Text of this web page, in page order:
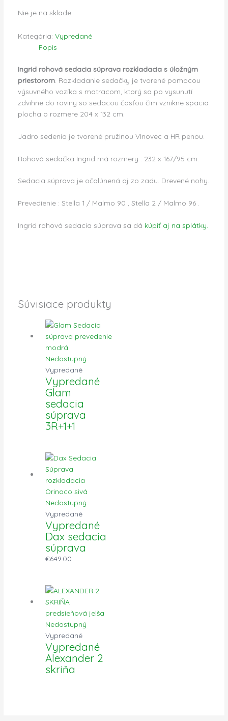
Nie je na sklade
Kategória: Vypredané
Popis
Ingrid rohová sedacia súprava rozkladacia s úložným
priestorom. Rozkladanie sedačky je tvorené pomocou
výsuvného vozíka s matracom, ktorý sa po vysunutí
zdvihne do roviny so sedacou časťou čím vznikne spacia
plocha o rozmere 204 x 132 cm.
Jadro sedenia je tvorené pružinou Vlnovec a HR penou.
Rohová sedačka Ingrid má rozmery : 232 x 167/95 cm.
Sedacia súprava je očalúnená aj zo zadu. Drevené nohy.
Prevedienie : Stella 1 / Malmo 90 , Stella 2 / Malmo 96 .
Ingrid rohová sedacia súprava sa dá kúpiť aj na splátky.
Súvisiace produkty
Nedostupný
Vypredané
Vypredané
Glam
sedacia
súprava
3R+1+1
Nedostupný
Vypredané
Vypredané
Dax sedacia
súprava
€649.00
Nedostupný
Vypredané
Vypredané
Alexander 2
skriňa